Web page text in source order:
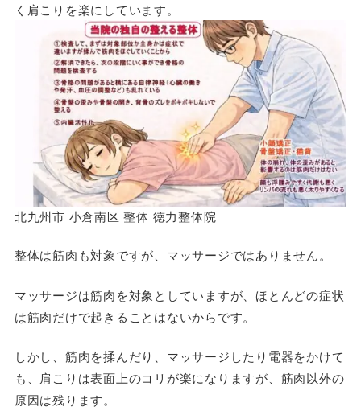
く肩こりを楽にしています。
北九州市 小倉南区 整体 徳力整体院
整体は筋肉も対象ですが、マッサージではありません。
マッサージは筋肉を対象としていますが、ほとんどの症状
は筋肉だけで起きることはないからです。
しかし、筋肉を揉んだり、マッサージしたり電器をかけて
も、肩こりは表面上のコリが楽になりますが、筋肉以外の
原因は残ります。